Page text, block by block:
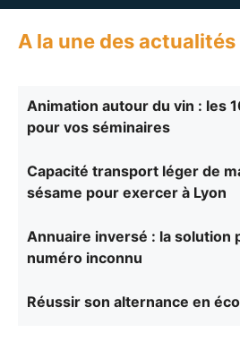
A la une des actualités
Animation autour du vin : les
pour vos séminaires
Capacité transport léger de
sésame pour exercer à Lyon
Annuaire inversé : la solution
numéro inconnu
Réussir son alternance en